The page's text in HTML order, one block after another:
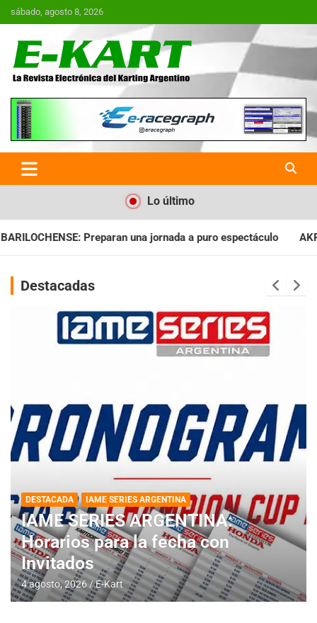
Saltar
al
sábado, agosto 8, 2026
E-Kart.com.ar | La Revista
Electrónica del Karting en
Argentina
Lo último
jornada a puro espectáculo AKPS: Intervino la IGJ y oficializó
Destacadas
DESTACADA IAME SERIES ARGENTINA
IAME SERIES ARGENTINA:
Horarios para la fecha con
Invitados
4 agosto, 2026 E-Kart